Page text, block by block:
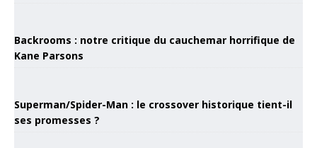
Backrooms : notre critique du cauchemar horrifique de
Kane Parsons
Superman/Spider-Man : le crossover historique tient-il
ses promesses ?